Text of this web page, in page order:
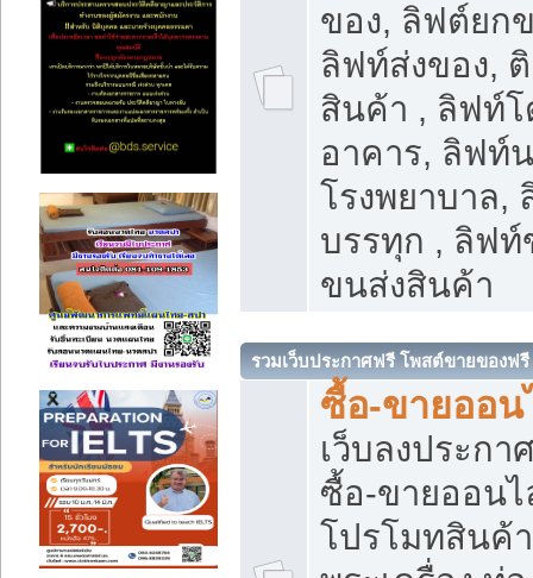
ของ, ลิฟต์ยก
ลิฟท์ส่งของ,
สินค้า , ลิฟท์
อาคาร, ลิฟท์
โรงพยาบาล,
บรรทุก , ลิฟ
ขนส่งสินค้า
รวมเว็บประกาศฟรี โพสต์ขายของฟรี
ซื้อ-ขายออน
เว็บลงประก
ซื้อ-ขายออน
โปรโมทสินค้